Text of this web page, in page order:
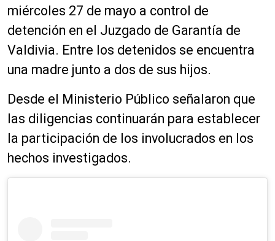
miércoles 27 de mayo a control de
detención en el Juzgado de Garantía de
Valdivia. Entre los detenidos se encuentra
una madre junto a dos de sus hijos.
Desde el Ministerio Público señalaron que
las diligencias continuarán para establecer
la participación de los involucrados en los
hechos investigados.